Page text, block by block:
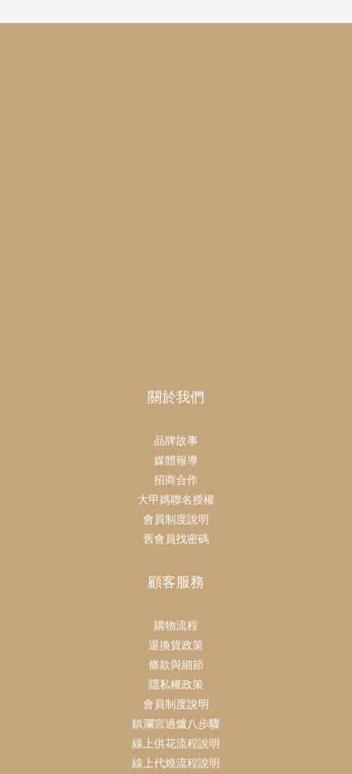
關於我們
品牌故事
媒體報導
招商合作
大甲媽聯名授權
會員制度說明
舊會員找密碼
顧客服務
購物流程
退換貨政策
條款與細節
隱私權政策
會員制度說明
鎮瀾宮過爐八步驟
線上供花流程說明
線上代燒流程說明